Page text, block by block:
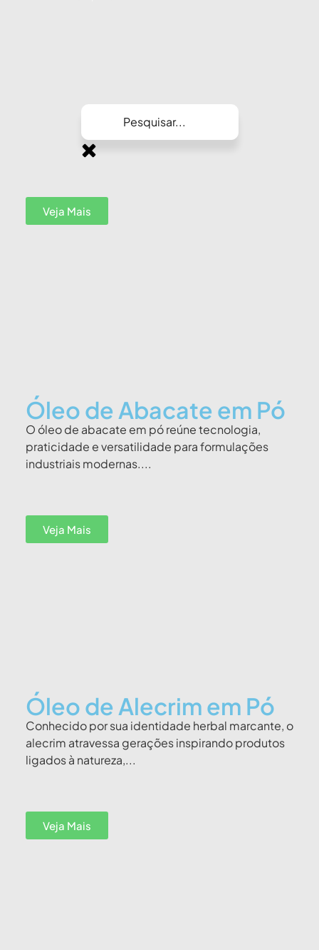
Óleo de Abacate em Pó
O óleo de abacate em pó reúne tecnologia,
praticidade e versatilidade para formulações
industriais modernas....
Veja Mais
Óleo de Alecrim em Pó
Conhecido por sua identidade herbal marcante, o
alecrim atravessa gerações inspirando produtos
ligados à natureza,...
Veja Mais
Veja Mais